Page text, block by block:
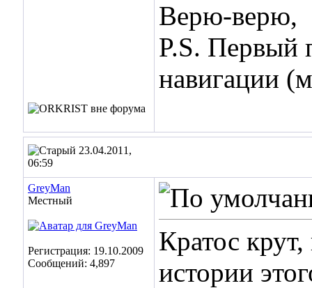
Верю-верю,
P.S. Первый
навигации
23.04.2011,
06:59
GreyMan
Местный
Регистрация: 19.10.2009
Сообщений: 4,897
Кратос
истории